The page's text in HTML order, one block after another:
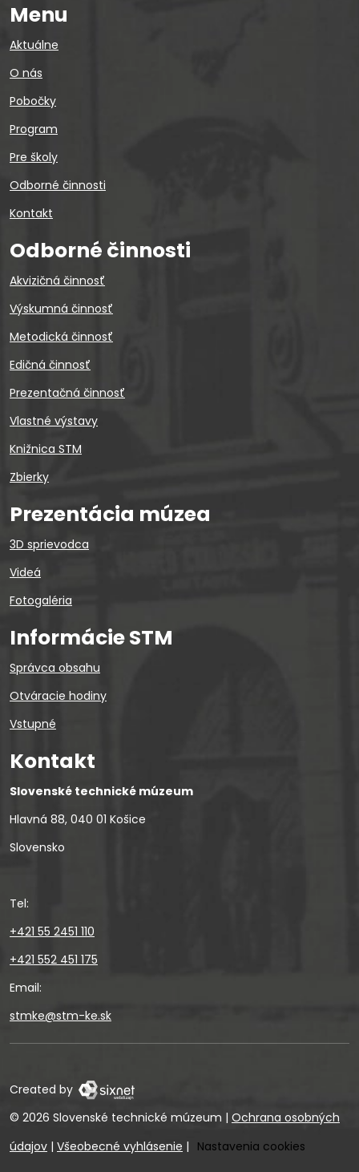
Menu
Aktuálne
O nás
Pobočky
Program
Pre školy
Odborné činnosti
Kontakt
Odborné činnosti
Akvizičná činnosť
Výskumná činnosť
Metodická činnosť
Edičná činnosť
Prezentačná činnosť
Vlastné výstavy
Knižnica STM
Zbierky
Prezentácia múzea
3D sprievodca
Videá
Fotogaléria
Informácie STM
Správca obsahu
Otváracie hodiny
Vstupné
Kontakt
Slovenské technické múzeum
Hlavná 88, 040 01 Košice
Slovensko
Tel:
+421 55 2451 110
+421 552 451 175
Email:
stmke@stm-ke.sk
Created by
© 2026 Slovenské technické múzeum | Ochrana osobných
údajov | Všeobecné vyhlásenie | Nastavenia cookies